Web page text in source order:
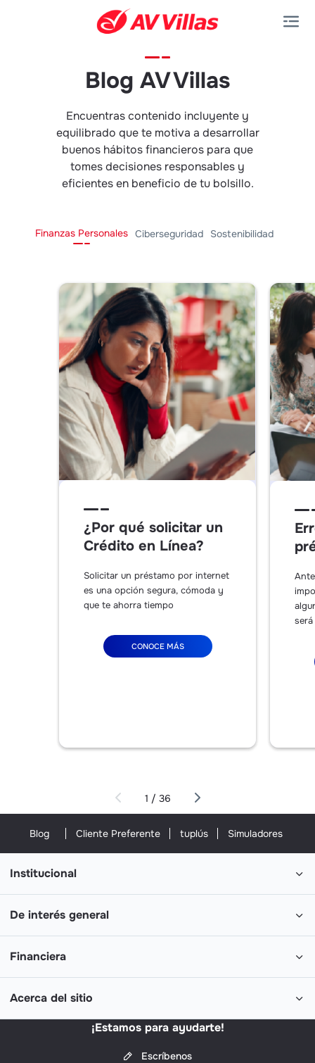
Saltar al contenido principal
Blog AV Villas
Encuentras contenido incluyente y
equilibrado que te motiva a desarrollar
buenos hábitos financieros para que
tomes decisiones responsables y
eficientes en beneficio de tu bolsillo.
Finanzas Personales Ciberseguridad Sostenibilidad
¿Por qué solicitar un
Crédito en Línea?
Solicitar un préstamo por internet
es una opción segura, cómoda y
que te ahorra tiempo
CONOCE MÁS
1 / 36
Blog Cliente Preferente tuplús Simuladores
Institucional
De interés general
Financiera
Acerca del sitio
¡Estamos para ayudarte!
Escríbenos